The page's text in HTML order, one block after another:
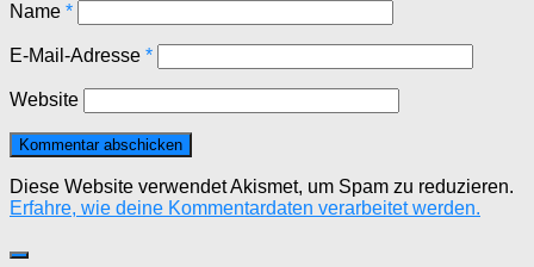
Name *
E-Mail-Adresse *
Website
Diese Website verwendet Akismet, um Spam zu reduzieren.
Erfahre, wie deine Kommentardaten verarbeitet werden.